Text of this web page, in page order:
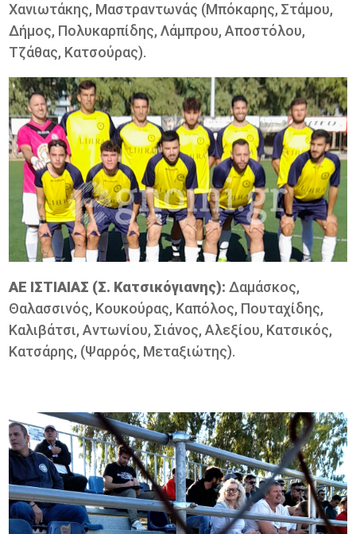
Χανιωτάκης, Μαστραντωνάς (Μπόκαρης, Στάμου,
Δήμος, Πολυκαρπίδης, Λάμπρου, Αποστόλου,
Τζάθας, Κατσούρας).
ΑΕ ΙΣΤΙΑΙΑΣ (Σ. Κατσικόγιανης): Δαμάσκος,
Θαλασσινός, Κουκούρας, Καπόλος, Πουταχίδης,
Καλιβάτσι, Αντωνίου, Σιάνος, Αλεξίου, Κατσικός,
Κατσάρης, (Ψαρρός, Μεταξιώτης).